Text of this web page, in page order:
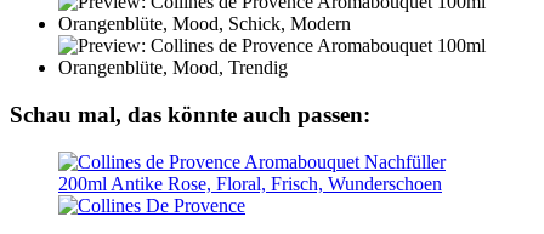
Schau mal, das könnte auch passen: